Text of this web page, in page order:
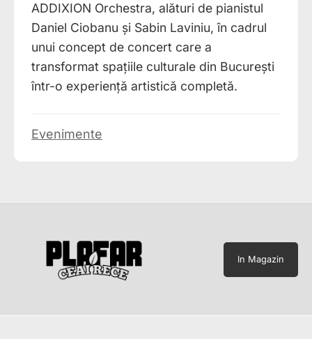
ADDIXION Orchestra, alături de pianistul
Daniel Ciobanu și Sabin Laviniu, în cadrul
unui concept de concert care a
transformat spațiile culturale din București
într-o experiență artistică completă.
Evenimente
In Magazin